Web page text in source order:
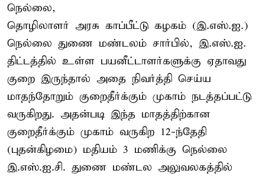
நெல்லை,
தொழிலாளர் அரசு காப்பீட்டு கழகம் (இ.எஸ்.ஐ.)
நெல்லை துணை மண்டலம் சார்பில், இ.எஸ்.ஐ.
திட்டத்தில் உள்ள பயனீட்டாளர்களுக்கு ஏதாவது
குறை இருந்தால் அதை நிவர்த்தி செய்ய
மாதந்தோறும் குறைதீர்க்கும் முகாம் நடத்தப்பட்டு
வருகிறது. அதன்படி இந்த மாதத்திற்கான
குறைதீர்க்கும் முகாம் வருகிற 12-ந்தேதி
(புதன்கிழமை) மதியம் 3 மணிக்கு நெல்லை
இ.எஸ்.ஐ.சி. துணை மண்டல அலுவலகத்தில்